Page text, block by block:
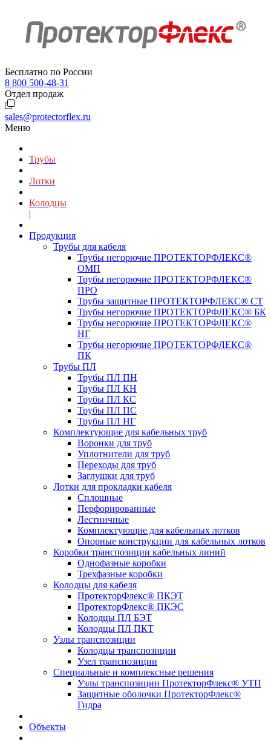
Бесплатно по России
8 800 500-48-31
Отдел продаж
sales@protectorflex.ru
Меню
Трубы
Лотки
Колодцы
|
Продукция
Трубы для кабеля
Трубы негорючие ПРОТЕКТОРФЛЕКС®
ОМП
Трубы негорючие ПРОТЕКТОРФЛЕКС®
ПРО
Трубы защитные ПРОТЕКТОРФЛЕКС® СТ
Трубы негорючие ПРОТЕКТОРФЛЕКС® БК
Трубы негорючие ПРОТЕКТОРФЛЕКС®
НГ
Трубы негорючие ПРОТЕКТОРФЛЕКС®
ПК
Трубы ПЛ
Трубы ПЛ ПН
Трубы ПЛ КН
Трубы ПЛ КС
Трубы ПЛ ПС
Трубы ПЛ НГ
Комплектующие для кабельных труб
Воронки для труб
Уплотнители для труб
Переходы для труб
Заглушки для труб
Лотки для прокладки кабеля
Сплошные
Перфорированные
Лестничные
Комплектующие для кабельных лотков
Опорные конструкции для кабельных лотков
Коробки транспозиции кабельных линий
Однофазные коробки
Трехфазные коробки
Колодцы для кабеля
ПротекторФлекс® ПКЭТ
ПротекторФлекс® ПКЭС
Колодцы ПЛ БЭТ
Колодцы ПЛ ПКТ
Узлы транспозиции
Колодцы транспозиции
Узел транспозиции
Специальные и комплексные решения
Узлы транспозиции ПротекторФлекс® УТП
Защитные оболочки ПротекторФлекс®
Гидра
Объекты